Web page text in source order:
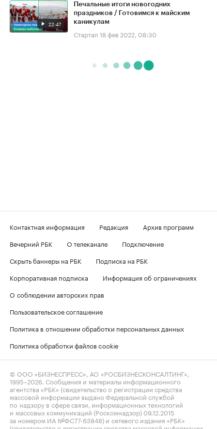
22:47
Печальные итоги новогодних
праздников / Готовимся к майским
каникулам
Стартап 18 фев 2022, 08:30
Контактная информация Редакция
Архив программ
Вечерний РБК
О телеканале
Подключение
Скрыть баннеры на РБК
Подписка на РБК
Корпоративная подписка
Информация об ограничениях
О соблюдении авторских прав
Пользовательское соглашение
Политика в отношении обработки персональных данных
Политика обработки файлов cookie
© ООО «БИЗНЕСПРЕСС», АО «РОСБИЗНЕСКОНСАЛТИНГ»,
1995–2026 . Сообщения и материалы информационного
агентства «РБК» (свидетельство о регистрации средства
массовой информации выдано Федеральной службой
по надзору в сфере связи, информационных технологий
и массовых коммуникаций (Роскомнадзор) 09.12.2015
за номером ИА №ФС77-63848) и сетевого издания «РБК»